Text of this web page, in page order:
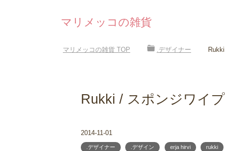
マリメッコの雑貨
マリメッコの雑貨 TOP .デザイナー
Rukki / スポンジワイプ
2014-11-01
.デザイナー .デザイン erja hirvi rukki